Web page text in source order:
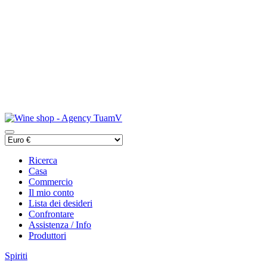
Ricerca
Casa
Commercio
Il mio conto
Lista dei desideri
Confrontare
Assistenza / Info
Produttori
Spiriti